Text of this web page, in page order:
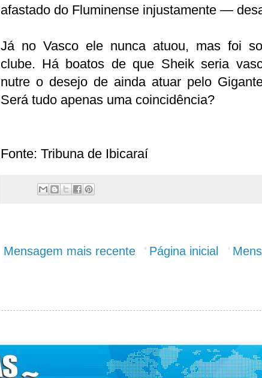
afastado do Fluminense injustamente —
Já no Vasco ele nunca atuou, mas foi
clube. Há boatos de que Sheik seria
nutre o desejo de ainda atuar pelo
Será tudo apenas uma coincidência?
Fonte: Tribuna de Ibicaraí
Mensagem mais recente Página inicial